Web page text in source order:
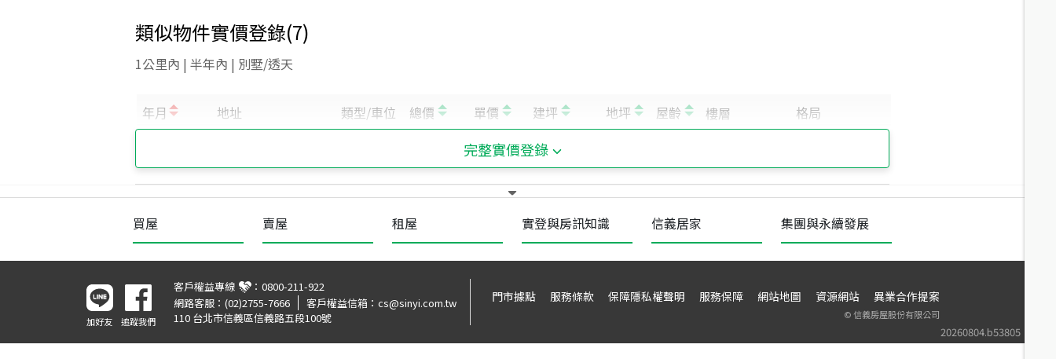
類似物件實價登錄(7)
1公里內 | 半年內 | 別墅/透天
完整實價登錄
買屋 賣屋 租屋 實登與房訊知識 信義居家 集團與永續發展
20260804.b53805
加好友 追蹤我們
客戶權益專線 ： 0800-211-922
網路客服： (02)2755-7666 客戶權益信箱： cs@sinyi.com.tw
110 台北市信義區信義路五段100號
門市據點 服務條款 保障隱私權聲明 服務保障 網站地圖 資源網站 異業合作提案
©信義房屋股份有限公司